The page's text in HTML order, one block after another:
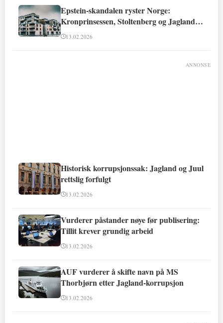
Epstein-skandalen ryster Norge:
Kronprinsessen, Stoltenberg og Jagland
involvert
13.02.2026
ANNONSE
Historisk korrupsjonssak: Jagland og Juul
rettslig forfulgt
13.02.2026
Vurderer påstander nøye før publisering:
Tillit krever grundig arbeid
13.02.2026
AUF vurderer å skifte navn på MS
Thorbjørn etter Jagland-korrupsjon
13.02.2026